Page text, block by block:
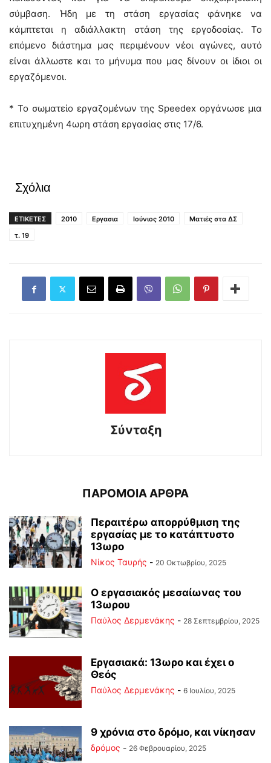
σύμβαση. Ήδη με τη στάση εργασίας φάνηκε να
κάμπτεται η αδιάλλακτη στάση της εργοδοσίας. Το
επόμενο διάστημα μας περιμένουν νέοι αγώνες, αυτό
είναι άλλωστε και το μήνυμα που μας δίνουν οι ίδιοι οι
εργαζόμενοι.
* Το σωματείο εργαζομένων της Speedex οργάνωσε μια
επιτυχημένη 4ωρη στάση εργασίας στις 17/6.
Σχόλια
ΕΤΙΚΕΤΕΣ 2010 Εργασια Ιούνιος 2010
Ματιές στα ΔΣ
τ. 19
Σύνταξη
ΠΑΡΟΜΟΙΑ ΑΡΘΡΑ
Περαιτέρω απορρύθμιση της
εργασίας με το κατάπτυστο
13ωρο
Νίκος Ταυρής - 20 Οκτωβρίου, 2025
Ο εργασιακός μεσαίωνας του
13ωρου
Παύλος Δερμενάκης - 28 Σεπτεμβρίου, 2025
Εργασιακά: 13ωρο και έχει ο
Θεός
Παύλος Δερμενάκης - 6 Ιουλίου, 2025
9 χρόνια στο δρόμο, και νίκησαν
δρόμος - 26 Φεβρουαρίου, 2025